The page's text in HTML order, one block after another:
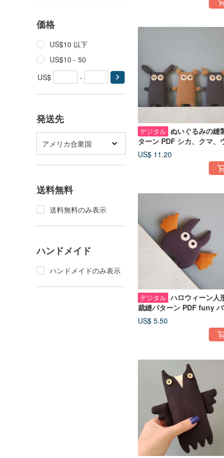
価格
US$10 以下
US$10 - 50
US$
-
発送先
アメリカ合衆国
送料無料
送料無料のみ表示
ハンドメイド
ハンドメイドのみ表示
デジタル ぬいぐるみの縫
ターン PDF シカ、クマ、
ギ、英語の 3 つのチュート
アル
US$ 11.20
デジタル ハロウィーン人
裁縫パターン PDF funy
ト、縫いぐるみ人形のチュ
トリアル (英語)
US$ 5.50